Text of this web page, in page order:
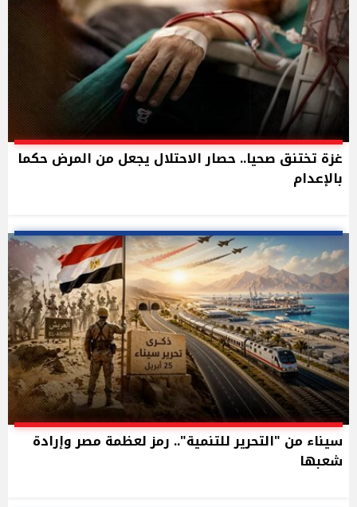
غزة تختنق صحيا.. حصار الاحتلال يجعل من المرض حكما
بالإعدام
سيناء من "التحرير للتنمية".. رمز لعظمة مصر وإرادة
شعبها